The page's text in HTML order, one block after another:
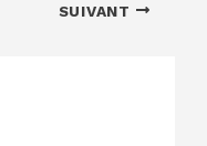
SUIVANT